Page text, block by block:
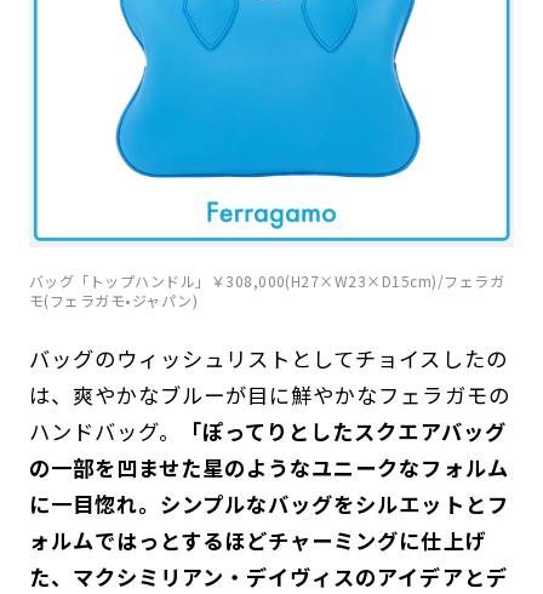
バッグ「トップハンドル」￥308,000(H27×W23×D15cm)/フェラガ
モ(フェラガモ•ジャパン)
バッグのウィッシュリストとしてチョイスしたの
は、爽やかなブルーが目に鮮やかなフェラガモの
ハンドバッグ。
「ぽってりとしたスクエアバッグ
の一部を凹ませた星のようなユニークなフォルム
に一目惚れ。シンプルなバッグをシルエットとフ
ォルムではっとするほどチャーミングに仕上げ
た、マクシミリアン・デイヴィスのアイデアとデ